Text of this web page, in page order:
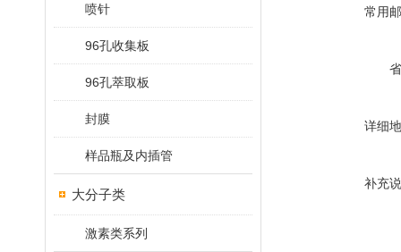
喷针
96孔收集板
96孔萃取板
封膜
样品瓶及内插管
大分子类
激素类系列
常用
详细
补充